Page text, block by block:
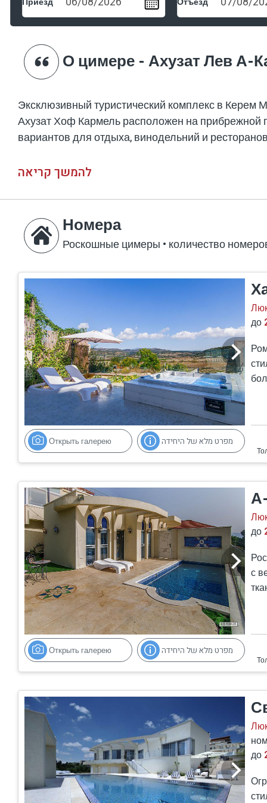
О цимере - Ахузат Лев А-
Эксклюзивный туристический комплекс в
Ахузат Хоф Кармель расположен на прибрежной
вариантов для отдыха, винодельний и
להמשך קריאה
Номера
Роскошные цимеры • количество
до
Открыть галерею מפרט מלא של היחידה
до
с
В
Открыть галерею מפרט מלא של היחידה
до